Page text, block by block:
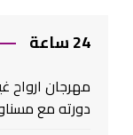
24 ساعة
مهرجان ارواح
دورته مع